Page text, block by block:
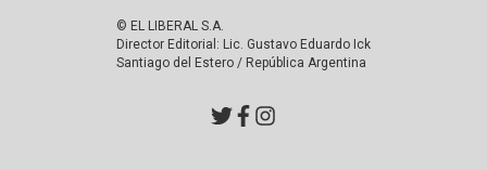
© EL LIBERAL S.A.
Director Editorial: Lic. Gustavo Eduardo Ick
Santiago del Estero / República Argentina